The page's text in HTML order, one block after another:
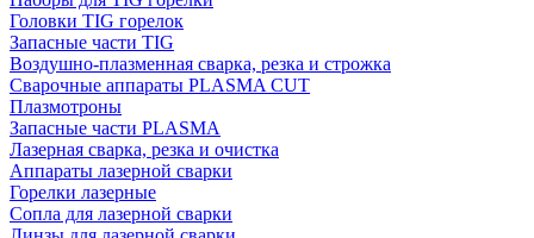
Головки TIG горелок
Запасные части TIG
Воздушно-плазменная сварка, резка и строжка
Сварочные аппараты PLASMA CUT
Плазмотроны
Запасные части PLASMA
Лазерная сварка, резка и очистка
Аппараты лазерной сварки
Горелки лазерные
Сопла для лазерной сварки